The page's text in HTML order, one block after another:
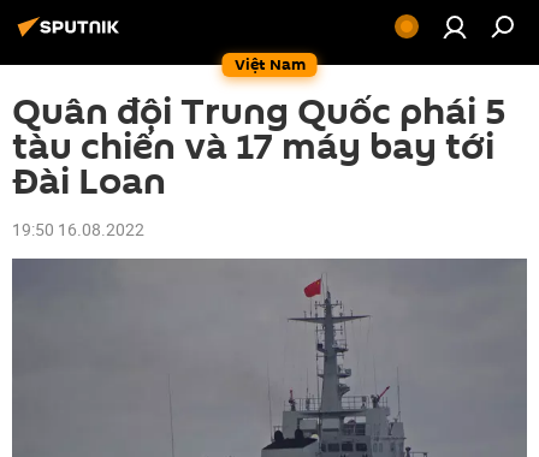
Việt Nam
Quân đội Trung Quốc phái 5
tàu chiến và 17 máy bay tới
Đài Loan
19:50 16.08.2022